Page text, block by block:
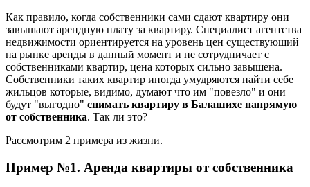
Как правило, когда собственники сами сдают квартиру они
завышают арендную плату за квартиру. Специалист агентства
недвижимости ориентируется на уровень цен существующий
на рынке аренды в данный момент и не сотрудничает с
собственниками квартир, цена которых сильно завышена.
Собственники таких квартир иногда умудряются найти себе
жильцов которые, видимо, думают что им "повезло" и они
будут "выгодно" снимать квартиру в Балашихе напрямую
от собственника. Так ли это?
Рассмотрим 2 примера из жизни.
Пример №1. Аренда квартиры от собственника